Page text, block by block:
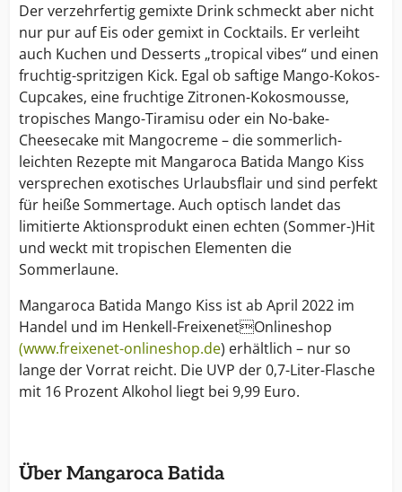
Der verzehrfertig gemixte Drink schmeckt aber nicht
nur pur auf Eis oder gemixt in Cocktails. Er verleiht
auch Kuchen und Desserts „tropical vibes“ und einen
fruchtig-spritzigen Kick. Egal ob saftige Mango-Kokos-
Cupcakes, eine fruchtige Zitronen-Kokosmousse,
tropisches Mango-Tiramisu oder ein No-bake-
Cheesecake mit Mangocreme – die sommerlich-
leichten Rezepte mit Mangaroca Batida Mango Kiss
versprechen exotisches Urlaubsflair und sind perfekt
für heiße Sommertage. Auch optisch landet das
limitierte Aktionsprodukt einen echten (Sommer-)Hit
und weckt mit tropischen Elementen die
Sommerlaune.
Mangaroca Batida Mango Kiss ist ab April 2022 im
Handel und im Henkell-FreixenetOnlineshop
(www.freixenet-onlineshop.de) erhältlich – nur so
lange der Vorrat reicht. Die UVP der 0,7-Liter-Flasche
mit 16 Prozent Alkohol liegt bei 9,99 Euro.
Über Mangaroca Batida